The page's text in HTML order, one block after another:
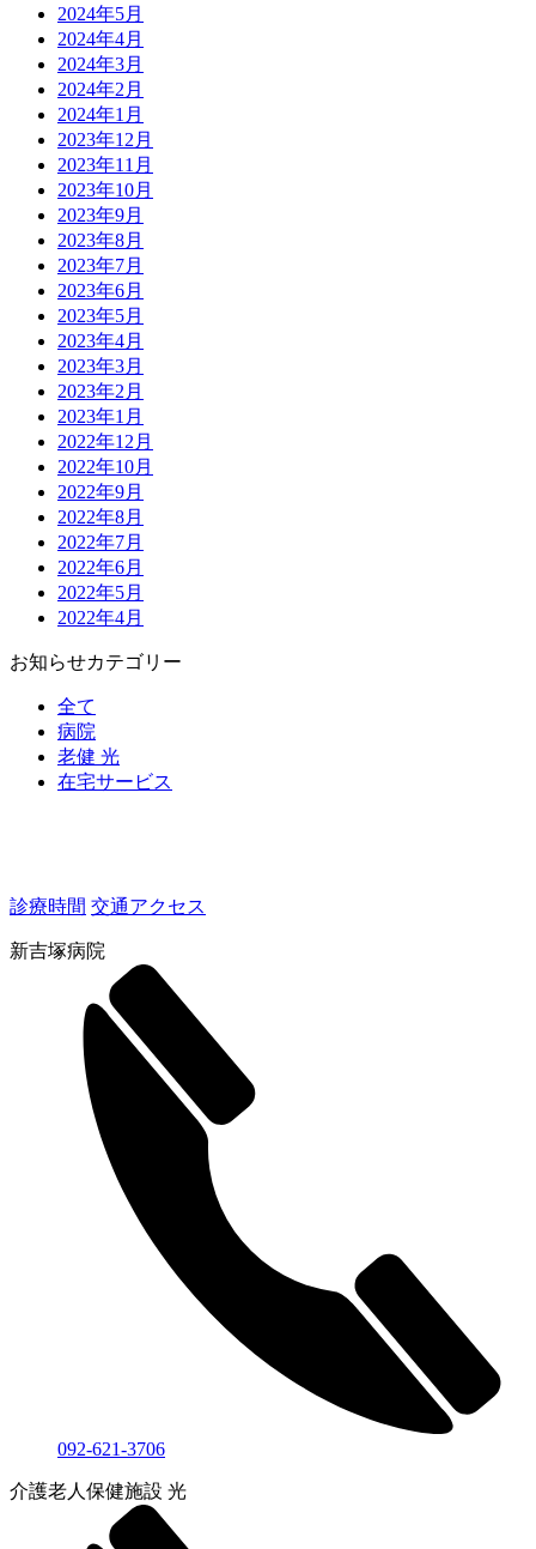
2024年5月
2024年4月
2024年3月
2024年2月
2024年1月
2023年12月
2023年11月
2023年10月
2023年9月
2023年8月
2023年7月
2023年6月
2023年5月
2023年4月
2023年3月
2023年2月
2023年1月
2022年12月
2022年10月
2022年9月
2022年8月
2022年7月
2022年6月
2022年5月
2022年4月
お知らせカテゴリー
全て
病院
老健 光
在宅サービス
診療時間 交通アクセス
新吉塚病院
092-621-3706
介護老人保健施設 光